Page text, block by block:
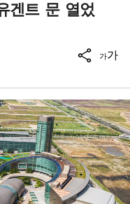
겐트 문 열었
가가